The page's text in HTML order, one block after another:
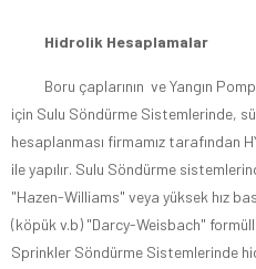
Hidrolik Hesaplamalar
Boru çaplarının ve Yangın
için Sulu Söndürme Sistemlerinde,
hesaplanması firmamız tarafından
ile yapılır. Sulu Söndürme
"Hazen-Williams" veya yüksek hız
(köpük v.b) "Darcy-Weisbach"
Sprinkler Söndürme Sistemlerinde